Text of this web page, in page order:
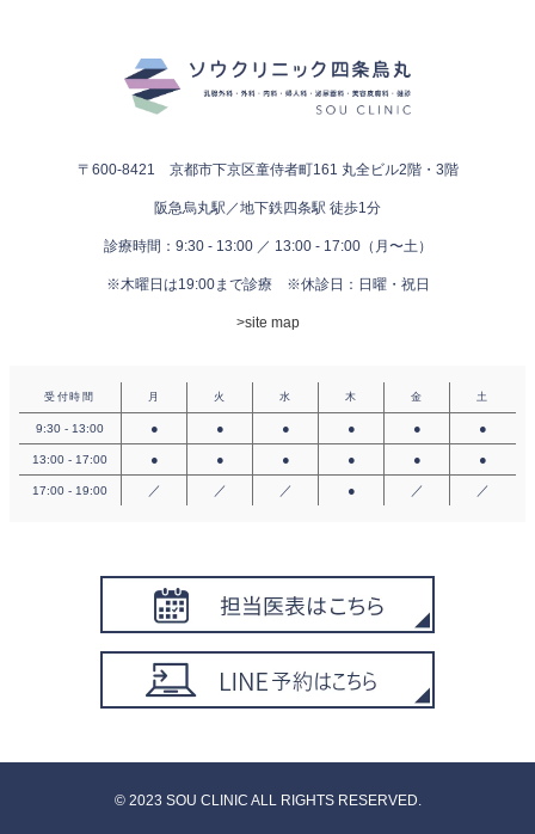
〒600-8421 京都市下京区童侍者町161 丸全ビル2階・3階
阪急烏丸駅／地下鉄四条駅 徒歩1分
診療時間：9:30 - 13:00 ／ 13:00 - 17:00（月〜土）
※木曜日は19:00まで診療 ※休診日：日曜・祝日
>site map
受付時間 月 火 水 木 金 土
9:30 - 13:00 ● ● ● ● ● ●
13:00 - 17:00 ● ● ● ● ● ●
17:00 - 19:00 ／ ／ ／ ● ／ ／
©︎ 2023 SOU CLINIC ALL RIGHTS RESERVED.